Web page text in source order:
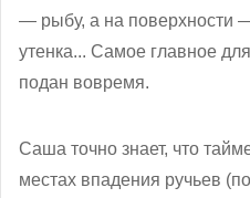
— рыбу, а на поверхности
утенка... Самое главное
подан вовремя.
Саша точно знает, что
местах впадения ручьев